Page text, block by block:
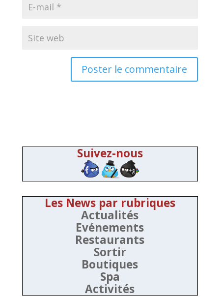
Suivez-nous
Les News par rubriques
Actualités
Evénements
Restaurants
Sortir
Boutiques
Spa
Activités